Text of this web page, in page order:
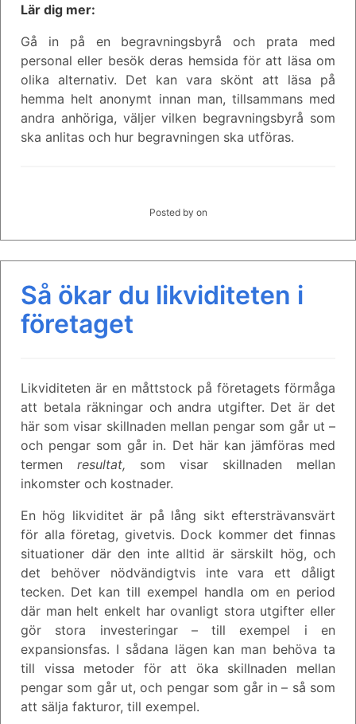
Lär dig mer:
Gå in på en begravningsbyrå och prata med
personal eller besök deras hemsida för att läsa om
olika alternativ. Det kan vara skönt att läsa på
hemma helt anonymt innan man, tillsammans med
andra anhöriga, väljer vilken begravningsbyrå som
ska anlitas och hur begravningen ska utföras.
Posted by on
Så ökar du likviditeten i
företaget
Likviditeten är en måttstock på företagets förmåga
att betala räkningar och andra utgifter. Det är det
här som visar skillnaden mellan pengar som går ut –
och pengar som går in. Det här kan jämföras med
termen resultat, som visar skillnaden mellan
inkomster och kostnader.
En hög likviditet är på lång sikt eftersträvansvärt
för alla företag, givetvis. Dock kommer det finnas
situationer där den inte alltid är särskilt hög, och
det behöver nödvändigtvis inte vara ett dåligt
tecken. Det kan till exempel handla om en period
där man helt enkelt har ovanligt stora utgifter eller
gör stora investeringar – till exempel i en
expansionsfas. I sådana lägen kan man behöva ta
till vissa metoder för att öka skillnaden mellan
pengar som går ut, och pengar som går in – så som
att sälja fakturor, till exempel.